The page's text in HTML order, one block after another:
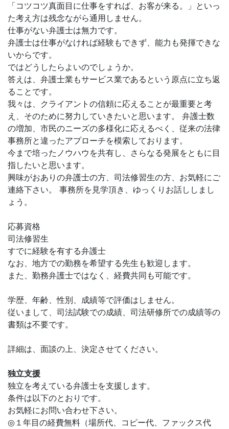
「コツコツ真面目に仕事をすれば、お客が来る。」といっ
た考え方は残念ながら通用しません。
仕事がない弁護士は無力です。
弁護士は仕事がなければ経験もできず、能力も発揮できな
いからです。
ではどうしたらよいのでしょうか。
答えは、弁護士業もサービス業であるという原点に立ち返
ることです。
我々は、クライアントの信頼に応えることが最重要と考
え、そのために努力していきたいと思います。 弁護士数
の増加、市民のニーズの多様化に応えるべく、従来の法律
事務所と違ったアプローチを模索しております。
今まで培ったノウハウを共有し、さらなる発展をともに目
指したいと思います。
興味がおありの弁護士の方、司法修習生の方、お気軽にご
連絡下さい。 事務所を見学頂き、ゆっくりお話ししまし
ょう。
応募資格
司法修習生
すでに経験を有する弁護士
なお、地方での勤務を希望する先生も歓迎します。
また、勤務弁護士ではなく、経費共同も可能です。
学歴、年齢、性別、成績等で評価はしません。
従いまして、司法試験での成績、司法研修所での成績等の
書類は不要です。
詳細は、面談の上、決定させてください。
独立支援
独立を考えている弁護士を支援します。
条件は以下のとおりです。
お気軽にお問い合わせ下さい。
◎１年目の経費無料（場所代、コピー代、ファックス代